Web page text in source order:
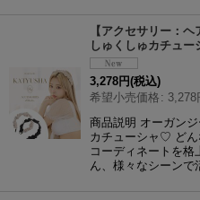
【アクセサリー：
しゅくしゅカチュー
3,278 円(税込)
希望小売価格 : 3,278
商品説明 オーガン
カチューシャ♡ どん
コーディネートを
ん、様々なシーン